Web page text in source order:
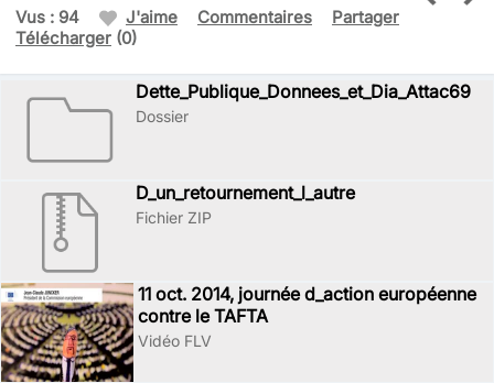
Vus : 94 J'aime Commentaires
Partager
Télécharger (0)
Dette_Publique_Donnees_et_Dia_Attac69
Dossier
D_un_retournement_l_autre
Fichier ZIP
11 oct. 2014, journée d_action européenne
contre le TAFTA
Vidéo FLV